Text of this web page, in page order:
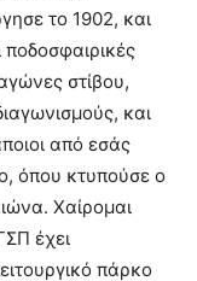
το 1902, και
στίβου,
και
από εσάς
όπου κτυπούσε ο
Χαίρομαι
έχει
πάρκο